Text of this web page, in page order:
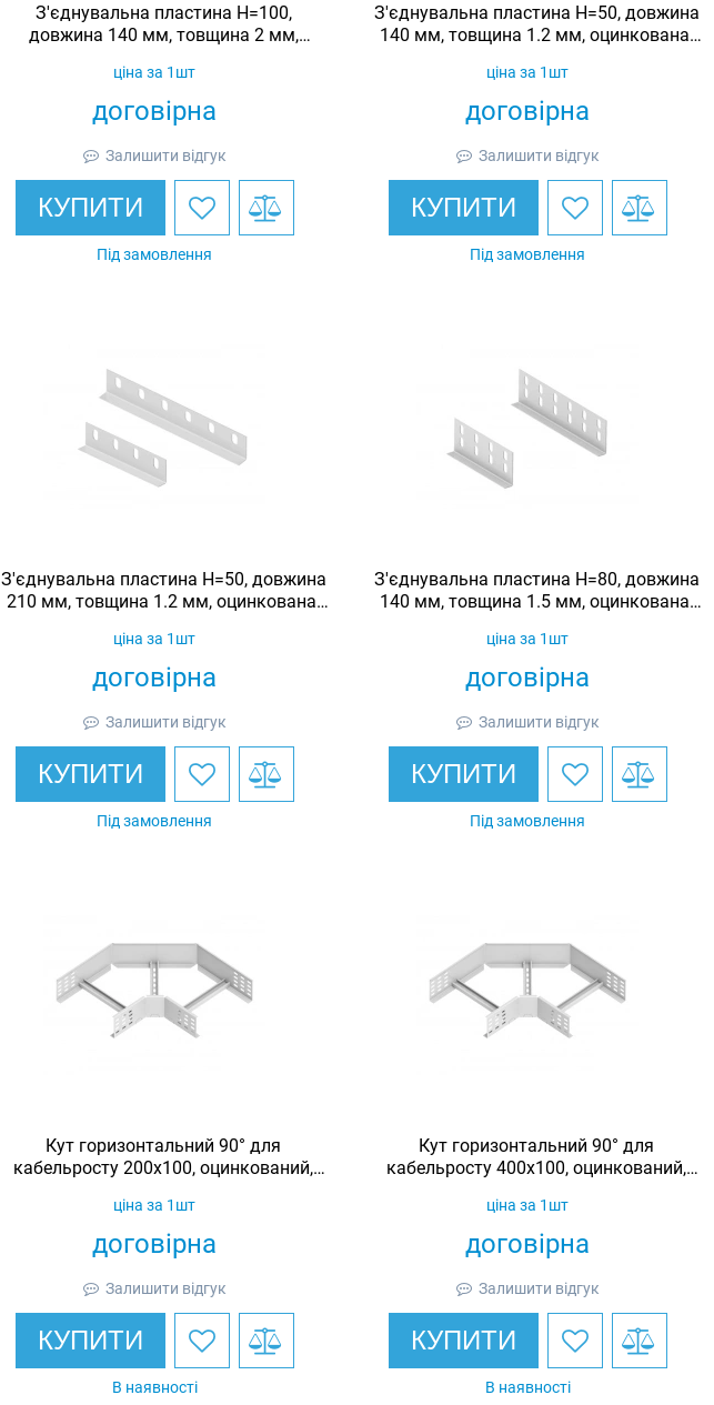
З'єднувальна пластина H=100,
довжина 140 мм, товщина 2 мм,
договірна
ціна за 1шт
Залишити відгук
КУПИТИ
Під замовлення
З'єднувальна пластина H=50, довжина
140 мм, товщина 1.2 мм, оцинкована,
договірна
ціна за 1шт
Залишити відгук
КУПИТИ
Під замовлення
З'єднувальна пластина H=50, довжина
210 мм, товщина 1.2 мм, оцинкована,
договірна
ціна за 1шт
Залишити відгук
КУПИТИ
Під замовлення
З'єднувальна пластина H=80, довжина
140 мм, товщина 1.5 мм, оцинкована,
договірна
ціна за 1шт
Залишити відгук
КУПИТИ
Під замовлення
Кут горизонтальний 90° для
кабельросту 200х100, оцинкований,
договірна
ціна за 1шт
Залишити відгук
КУПИТИ
В наявності
Кут горизонтальний 90° для
кабельросту 400х100, оцинкований,
договірна
ціна за 1шт
Залишити відгук
КУПИТИ
В наявності